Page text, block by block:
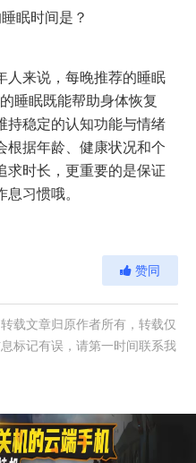
眠时间是？
人来说，每晚推荐的睡眠
睡眠既能帮助身体恢复
持稳定的认知功能与情绪
根据年龄、健康状况和个
求时长，更重要的是保证
习惯哦。
赞同
载文章归原作者所有，转载仅
标记有误，请第一时间联系我